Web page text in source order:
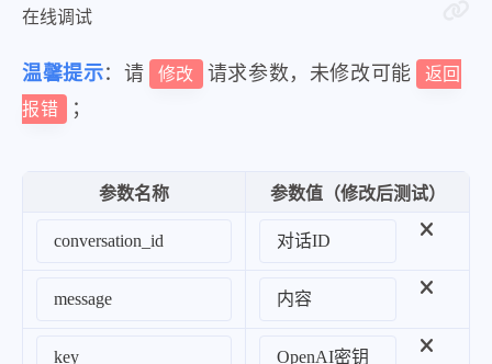
在线调试
温馨提示：请 修改 请求参数，未修改可能
返回
报错
；
参数名称 参数值（修改后测试）